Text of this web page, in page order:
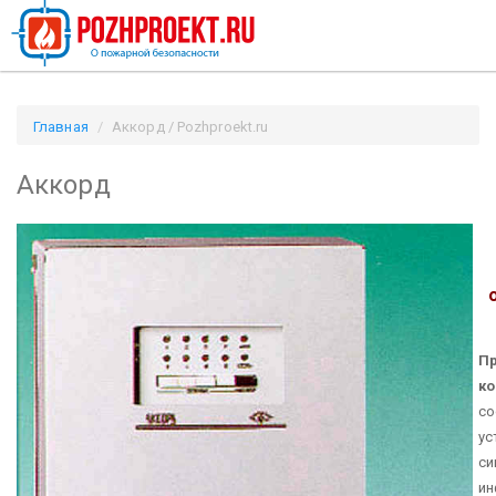
Главная Аккорд / Pozhproekt.ru
Аккорд